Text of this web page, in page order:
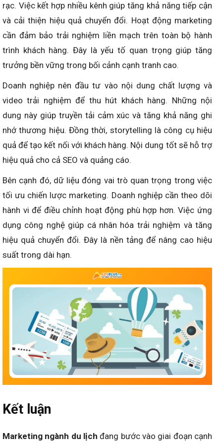
rạc. Việc kết hợp nhiều kênh giúp tăng khả năng tiếp cận
và cải thiện hiệu quả chuyển đổi. Hoạt động marketing
cần đảm bảo trải nghiệm liền mạch trên toàn bộ hành
trình khách hàng. Đây là yếu tố quan trọng giúp tăng
trưởng bền vững trong bối cảnh cạnh tranh cao.
Doanh nghiệp nên đầu tư vào nội dung chất lượng và
video trải nghiệm để thu hút khách hàng. Những nội
dung này giúp truyền tải cảm xúc và tăng khả năng ghi
nhớ thương hiệu. Đồng thời, storytelling là công cụ hiệu
quả để tạo kết nối với khách hàng. Nội dung tốt sẽ hỗ trợ
hiệu quả cho cả SEO và quảng cáo.
Bên cạnh đó, dữ liệu đóng vai trò quan trọng trong việc
tối ưu chiến lược marketing. Doanh nghiệp cần theo dõi
hành vi để điều chỉnh hoạt động phù hợp hơn. Việc ứng
dụng công nghệ giúp cá nhân hóa trải nghiệm và tăng
hiệu quả chuyển đổi. Đây là nền tảng để nâng cao hiệu
suất trong dài hạn.
Kết luận
Marketing ngành du lịch đang bước vào giai đoạn cạnh